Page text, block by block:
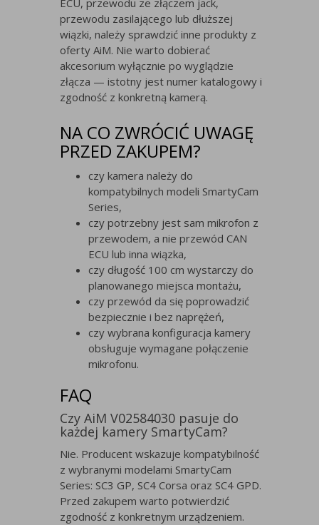
ECU, przewodu ze złączem jack,
przewodu zasilającego lub dłuższej
wiązki, należy sprawdzić inne produkty z
oferty AiM. Nie warto dobierać
akcesorium wyłącznie po wyglądzie
złącza — istotny jest numer katalogowy i
zgodność z konkretną kamerą.
NA CO ZWRÓCIĆ UWAGĘ
PRZED ZAKUPEM?
czy kamera należy do
kompatybilnych modeli SmartyCam
Series,
czy potrzebny jest sam mikrofon z
przewodem, a nie przewód CAN
ECU lub inna wiązka,
czy długość 100 cm wystarczy do
planowanego miejsca montażu,
czy przewód da się poprowadzić
bezpiecznie i bez naprężeń,
czy wybrana konfiguracja kamery
obsługuje wymagane połączenie
mikrofonu.
FAQ
Czy AiM V02584030 pasuje do
każdej kamery SmartyCam?
Nie. Producent wskazuje kompatybilność
z wybranymi modelami SmartyCam
Series: SC3 GP, SC4 Corsa oraz SC4 GPD.
Przed zakupem warto potwierdzić
zgodność z konkretnym urządzeniem.